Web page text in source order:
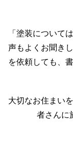
「塗装について
声もよくお聞き
を依頼しても、
大切なお住まい
者さんに